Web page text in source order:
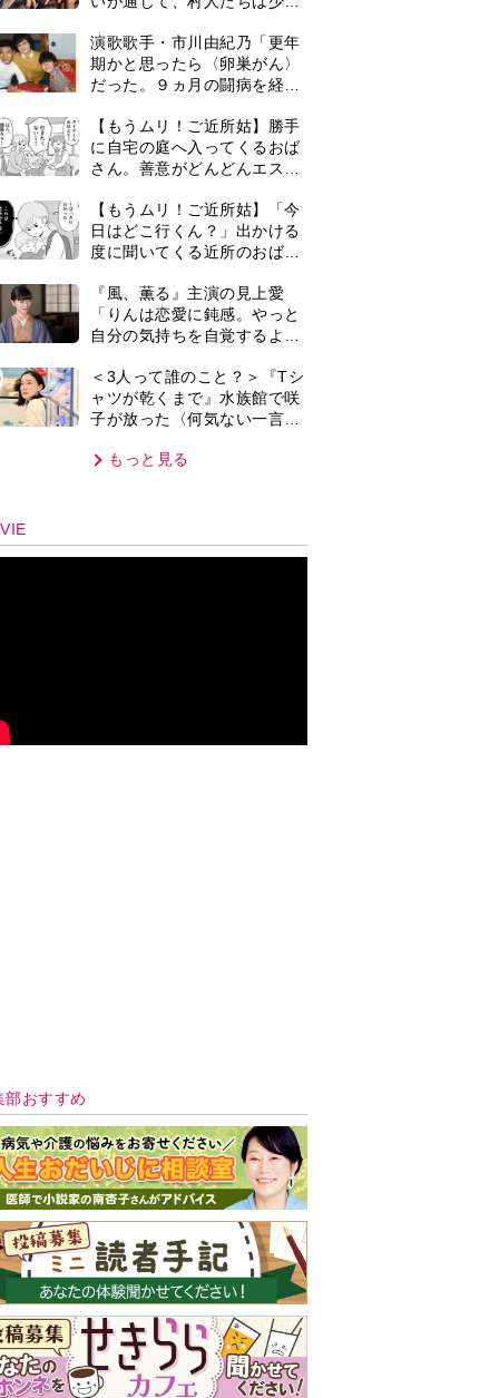
子が放った〈何気ない一言〉
線？」「子どもの話だと…」
もっと見る
部おすすめ
号 好評発売中！
実家の処分から終
の棲家までどうす
る？60代からの家